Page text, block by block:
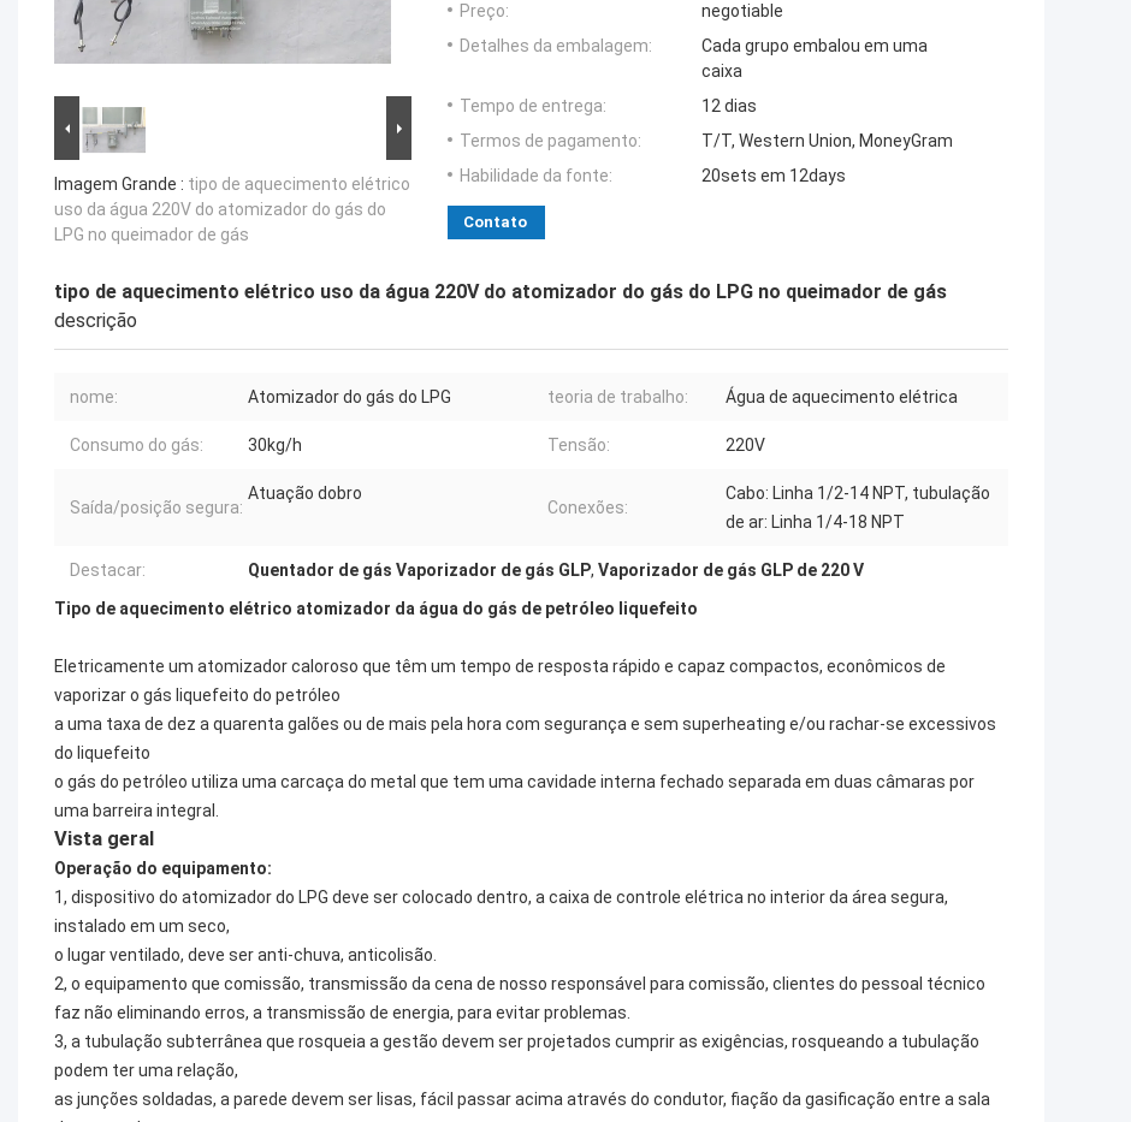
Imagem Grande : tipo de aquecimento elétrico
uso da água 220V do atomizador do gás do
LPG no queimador de gás
Preço:
negotiable
Detalhes da embalagem:
Cada grupo embalou em uma
caixa
Tempo de entrega:
12 dias
Termos de pagamento:
T/T, Western Union, MoneyGram
Habilidade da fonte:
20sets em 12days
Contato
tipo de aquecimento elétrico uso da água 220V do atomizador do gás do LPG no queimador de gás
descrição
nome: Atomizador do gás do LPG teoria de trabalho: Água de aquecimento elétrica
Consumo do gás: 30kg/h Tensão: 220V
Saída/posição segura:
Atuação dobro
Conexões:
Cabo: Linha 1/2-14 NPT, tubulação
de ar: Linha 1/4-18 NPT
Destacar: Quentador de gás Vaporizador de gás GLP, Vaporizador de gás GLP de 220 V
Tipo de aquecimento elétrico atomizador da água do gás de petróleo liquefeito
Eletricamente um atomizador caloroso que têm um tempo de resposta rápido e capaz compactos, econômicos de
vaporizar o gás liquefeito do petróleo
a uma taxa de dez a quarenta galões ou de mais pela hora com segurança e sem superheating e/ou rachar-se excessivos
do liquefeito
o gás do petróleo utiliza uma carcaça do metal que tem uma cavidade interna fechado separada em duas câmaras por
uma barreira integral.
Vista geral
Operação do equipamento:
1, dispositivo do atomizador do LPG deve ser colocado dentro, a caixa de controle elétrica no interior da área segura,
instalado em um seco,
o lugar ventilado, deve ser anti-chuva, anticolisão.
2, o equipamento que comissão, transmissão da cena de nosso responsável para comissão, clientes do pessoal técnico
faz não eliminando erros, a transmissão de energia, para evitar problemas.
3, a tubulação subterrânea que rosqueia a gestão devem ser projetados cumprir as exigências, rosqueando a tubulação
podem ter uma relação,
as junções soldadas, a parede devem ser lisas, fácil passar acima através do condutor, fiação da gasificação entre a sala